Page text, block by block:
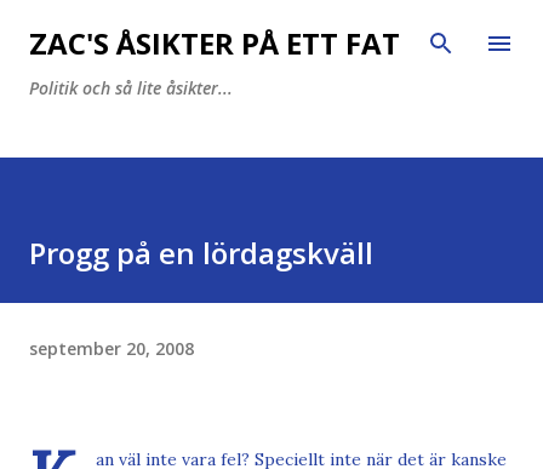
Fortsätt till huvudinnehåll
ZAC'S ÅSIKTER PÅ ETT FAT
Politik och så lite åsikter...
Progg på en lördagskväll
september 20, 2008
an väl inte vara fel? Speciellt inte när det är kanske